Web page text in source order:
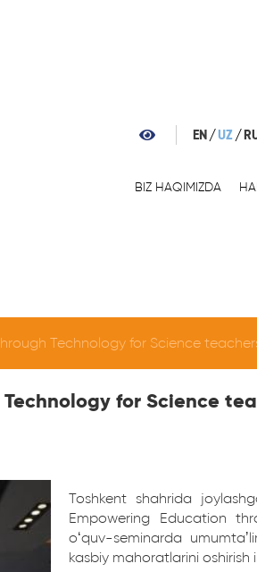
EN UZ
BIZ HAQIMIZDA
Technology for Science
Technology for Science
Toshkent shahrida
Empowering Education
o‘quv-seminarda
kasbiy mahoratlarini